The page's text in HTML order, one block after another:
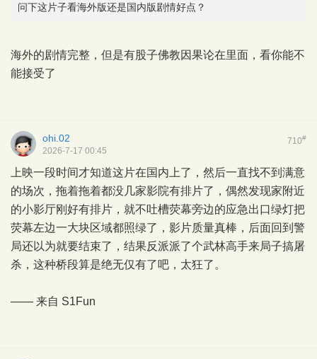
问下这片子看海外版还是国内版剧情好点？
海外的剧情完整，但是有股子佛教因果论在里面，看你能不
能接受了
710#
ohi.02
2026-7-17 00:45
上映一段时间才知道这片在国内上了，然后一直找不到满意
的场次，拖着拖着都没几家影院有排片了，偶然发现家附近
的小影厅刚好有排片，就不吐槽荧幕旁边的应急出口绿灯把
荧幕左边一大块区域都照绿了，影片质量真棒，后面回到警
局还以为就要结束了，结果反派派了个武林高手来局子搞屠
杀，这种桥段算是绝无仅有了吧，太狂了。
—— 来自 S1Fun